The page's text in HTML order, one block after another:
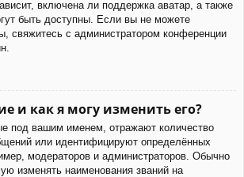
включена ли поддержка аватар, а также
быть доступны. Если вы не можете
свяжитесь с администратором конференции
и как я могу изменить его?
под вашим именем, отражают количество
или идентифицируют определённых
модераторов и администраторов. Обычно
изменять наименования званий на